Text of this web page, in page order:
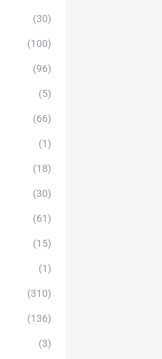
(30)
(100)
(96)
(5)
(66)
(1)
(18)
(30)
(61)
(15)
(1)
(310)
(136)
(3)